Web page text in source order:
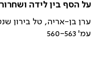
על הסף בין לידה
ערן בן-אריה, טל בירון
עמ' 560-563